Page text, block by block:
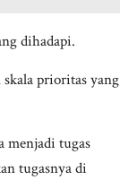
dihadapi.
prioritas yang
menjadi tugas
tugasnya di